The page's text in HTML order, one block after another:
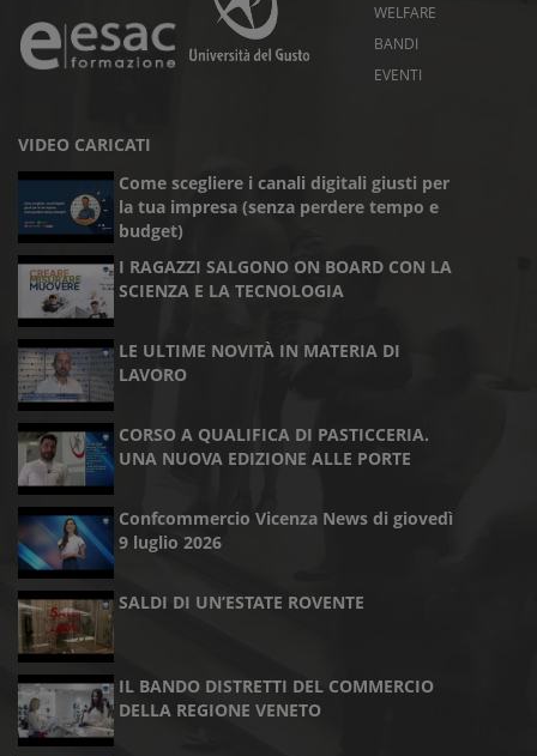
WELFARE
BANDI
EVENTI
VIDEO CARICATI
Come scegliere i canali digitali giusti per
la tua impresa (senza perdere tempo e
budget)
I RAGAZZI SALGONO ON BOARD CON LA
SCIENZA E LA TECNOLOGIA
LE ULTIME NOVITÀ IN MATERIA DI
LAVORO
CORSO A QUALIFICA DI PASTICCERIA.
UNA NUOVA EDIZIONE ALLE PORTE
Confcommercio Vicenza News di giovedì
9 luglio 2026
SALDI DI UN’ESTATE ROVENTE
IL BANDO DISTRETTI DEL COMMERCIO
DELLA REGIONE VENETO